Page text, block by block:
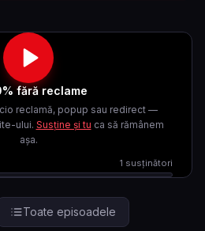
fără reclame
reclamă, popup sau redirect —
ului. Susține și tu ca să rămânem
așa.
1 susținători
Toate episoadele